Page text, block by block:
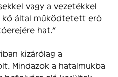
vagy a vezetékkel
kő által működtetett erő
hat.”
kizárólag a
Mindazok a hatalmukba